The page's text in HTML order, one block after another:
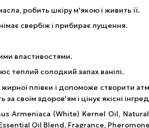
робить шкіру м'якою і живить її.
свербіж і прибирає лущення.
властивостями.
теплий солодкий запах ванілі.
плівки і допоможе створити
своїм здоров'ям і цінує якісні
Armeniaca (White) Kernel Oil,
Oil Blend, Fragrance,